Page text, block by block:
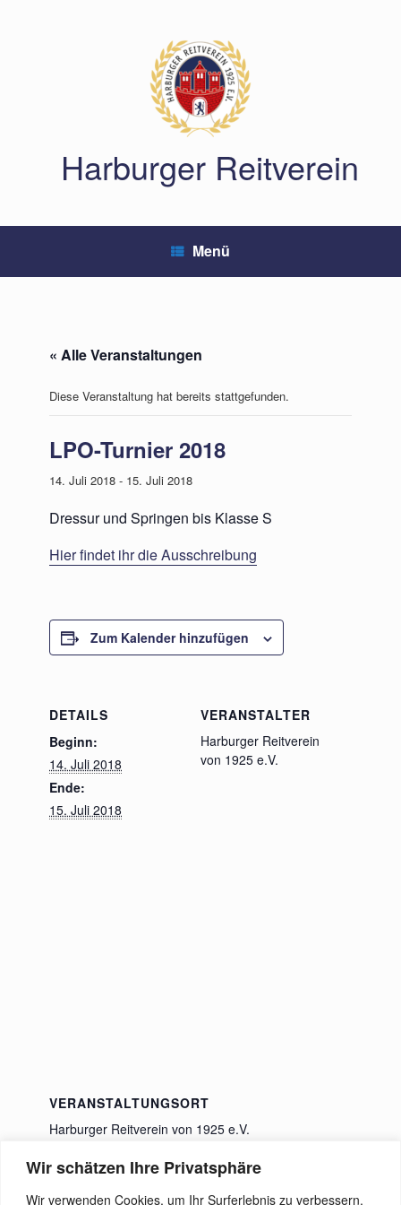
Wir schätzen Ihre Privatsphäre
Wir verwenden Cookies, um Ihr Surferlebnis zu verbessern,
Harburger Reitverein
Menü
« Alle Veranstaltungen
Diese Veranstaltung hat bereits stattgefunden.
LPO-Turnier 2018
14. Juli 2018 - 15. Juli 2018
Dressur und Springen bis Klasse S
Hier findet ihr die Ausschreibung
Zum Kalender hinzufügen
DETAILS
Beginn:
14. Juli 2018
Ende:
15. Juli 2018
VERANSTALTER
Harburger Reitverein
von 1925 e.V.
VERANSTALTUNGSORT
Harburger Reitverein von 1925 e.V.
Rosengarten, 21224 Deutschland Google Karte
anzeigen